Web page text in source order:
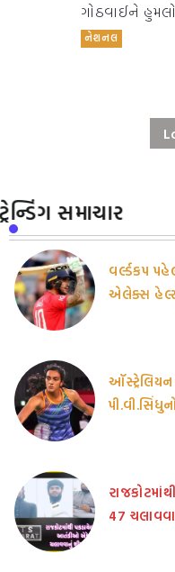
ગોઠવાઈને હુમલો
નેશનલ
ટ્રેન્ડિંગ સમાચાર
વર્લ્ડકપ
એલેક્સ
47